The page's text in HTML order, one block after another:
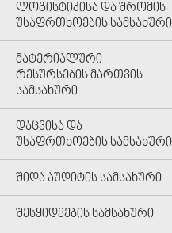
ᲚᲝᲒᲘᲡᲢᲘᲙᲘᲡᲐ ᲓᲐ ᲨᲠᲝᲛᲘᲡ
ᲣᲡᲐᲤᲠᲗᲮᲝᲔᲑᲘᲡ ᲡᲐᲛᲡᲐᲮᲣᲠᲘ
ᲛᲐᲢᲔᲠᲘᲐᲚᲣᲠᲘ
ᲠᲔᲡᲣᲠᲡᲔᲑᲘᲡ ᲛᲐᲠᲗᲕᲘᲡ
ᲡᲐᲛᲡᲐᲮᲣᲠᲘ
ᲓᲐᲪᲕᲘᲡᲐ ᲓᲐ
ᲣᲡᲐᲤᲠᲗᲮᲝᲔᲑᲘᲡ ᲡᲐᲛᲡᲐᲮᲣᲠᲘ
ᲨᲘᲓᲐ ᲐᲣᲓᲘᲢᲘᲡ ᲡᲐᲛᲡᲐᲮᲣᲠᲘ
ᲨᲔᲡᲧᲘᲓᲕᲔᲑᲘᲡ ᲡᲐᲛᲡᲐᲮᲣᲠᲘ